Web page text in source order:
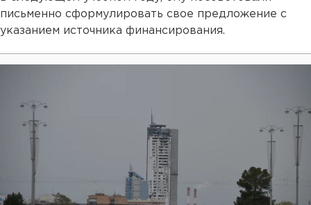
письменно сформулировать свое предложение с
указанием источника финансирования.